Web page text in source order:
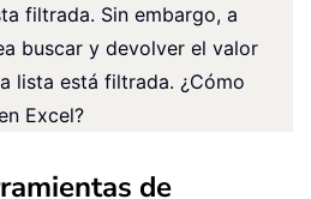
filtrada. Sin embargo, a
buscar y devolver el valor
lista está filtrada. ¿Cómo
Excel?
de